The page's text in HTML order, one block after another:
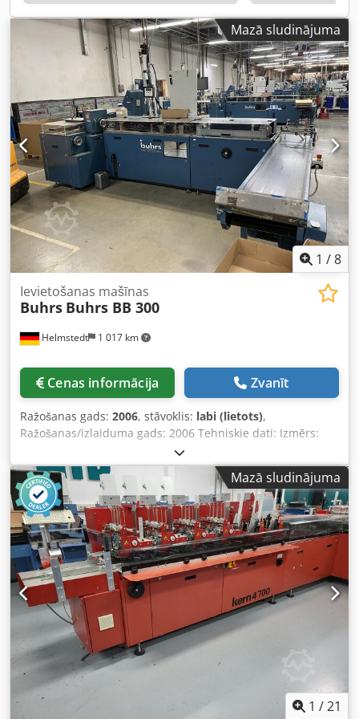
Mazā sludinājuma
1 /8
Helmstedt 1 017 km
Ievietošanas mašīnas
Buhrs Buhrs BB 300
Cenas informācija Zvanīt
Ražošanas gads: 2006, stāvoklis: labi (lietots),
Ražošanas/izlaiduma gads: 2006 Tehniskie dati: Izmērs:
min. 114 x 162 mm, maks. 250 x 353 mm Izstrādājuma
izmērs: min. 105 x 148 mm, maks. 229 x 324 mm
Izstrādājuma biezums, izmantojot rotējošo padeves
mehānismu: maks. 3 mm Izstrādājuma biezums,
izmantojot slīdošo padeves mehānismu: maks. 10 mm
Izstrādājuma biezums, izmantojot vakuuma/berzes
padeves mehānismu: maks. 13 mm Papīra svars: min. 80
g/m2, maks. 180 g/m2 Dsdpfx Alsmn Rbzsxowa Ātrums:
maks. 10 000 vienību/stundā Aprīkojums: • 8 bāzes stacijas
• 6 rotējošie padeves mehānismi • 1 slīdošais padeves
mehānisms • 1 ievietošanas stacija • 1 aplokšņu padeves
mehānisms • 1 izejas punkts (pa kreisi) • 1 noraidošā ierīce
• 1 griezējsiksna • 1 izstrādājumu piegādes sistēma • 1
Simatic skārienjutīgais displejs Papildu aprīkojums (nav
iekļauts!): • 1 Balsfulland bāzes kontrolieris • 2 Balsfulland
BVS 8000 • 1 Balsfulland BVS 8000 izstrādājumu
Mazā sludinājuma
1 /21